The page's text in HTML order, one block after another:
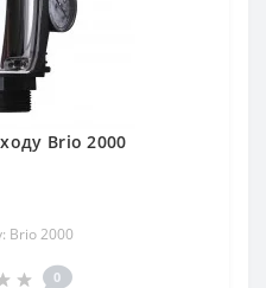
Brio 2000
Brio 2000
0